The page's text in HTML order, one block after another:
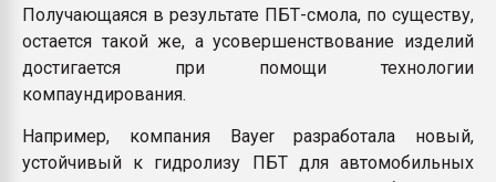
Получающаяся в результате ПБТ-смола, по существу,
остается такой же, а усовершенствование изделий
достигается при помощи технологии
компаундирования.
Например, компания Bayer разработала новый,
устойчивый к гидролизу ПБТ для автомобильных